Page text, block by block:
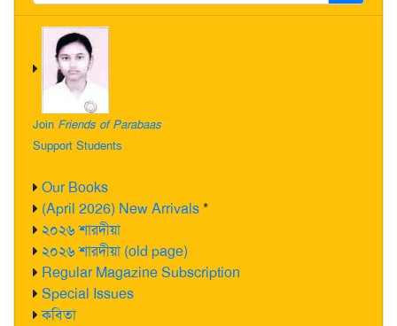
Join Friends of Parabaas
Support Students
Our Books
(April 2026) New Arrivals*
২০২৬ শারদীয়া
২০২৬ শারদীয়া (old page)
Regular Magazine Subscription
Special Issues
কবিতা